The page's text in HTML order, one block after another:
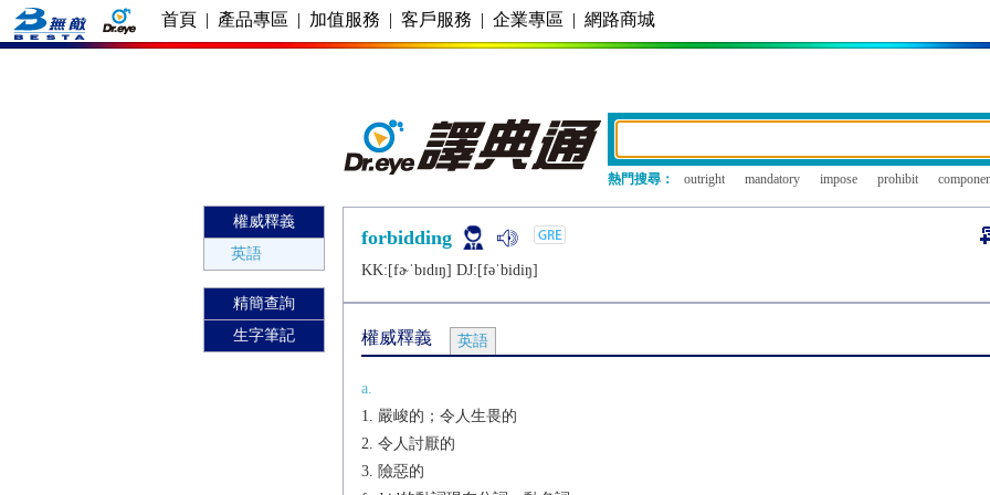
首頁 | 產品專區 | 加值服務 | 客戶服務 | 企業專區 | 網路商城
熱門搜尋： outright mandatory impose prohibit
權威釋義
英語
精簡查詢
生字筆記
forbidding
KK:[fɚˈbɪdɪŋ] DJ:[fǝˈbidiŋ]
權威釋義 英語
a.
嚴峻的；令人生畏的
令人討厭的
險惡的